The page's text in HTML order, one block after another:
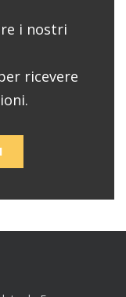
i nostri
ricevere